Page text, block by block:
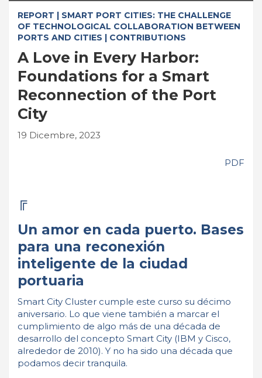
REPORT | SMART PORT CITIES: THE CHALLENGE
OF TECHNOLOGICAL COLLABORATION BETWEEN
PORTS AND CITIES | CONTRIBUTIONS
A Love in Every Harbor:
Foundations for a Smart
Reconnection of the Port
City
19 Dicembre, 2023
PDF
╔
Un amor en cada puerto. Bases
para una reconexión
inteligente de la ciudad
portuaria
Smart City Cluster cumple este curso su décimo
aniversario. Lo que viene también a marcar el
cumplimiento de algo más de una década de
desarrollo del concepto Smart City (IBM y Cisco,
alrededor de 2010). Y no ha sido una década que
podamos decir tranquila.